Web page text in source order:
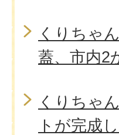
くりちゃ
蓋、市内2
くりちゃ
トが完成